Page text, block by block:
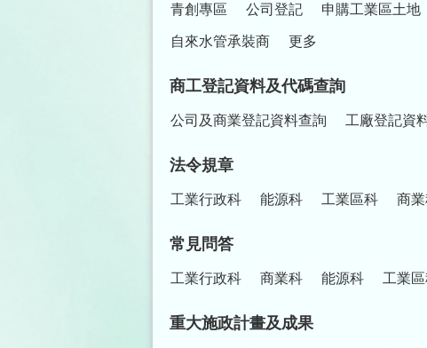
青創專區 公司登記 申購工業區土地
自來水管承裝商 更多
商工登記資料及代碼查詢
公司及商業登記資料查詢 工廠登記資
法令規章
工業行政科 能源科 工業區科 商
常見問答
工業行政科 商業科 能源科 工業
重大施政計畫及成果